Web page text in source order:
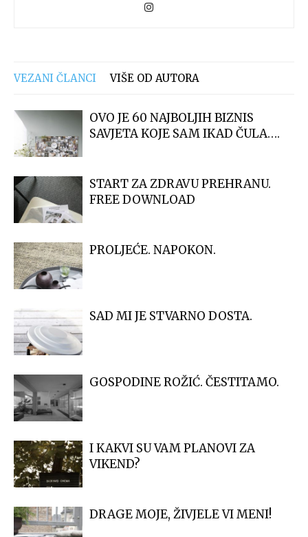
VEZANI ČLANCI VIŠE OD AUTORA
OVO JE 60 NAJBOLJIH BIZNIS
SAVJETA KOJE SAM IKAD ČULA….
START ZA ZDRAVU PREHRANU.
FREE DOWNLOAD
PROLJEĆE. NAPOKON.
SAD MI JE STVARNO DOSTA.
GOSPODINE ROŽIĆ. ČESTITAMO.
I KAKVI SU VAM PLANOVI ZA
VIKEND?
DRAGE MOJE, ŽIVJELE VI MENI!